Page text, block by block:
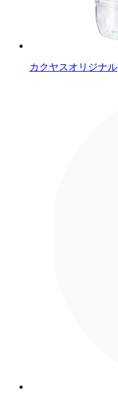
カクヤスオリジナル